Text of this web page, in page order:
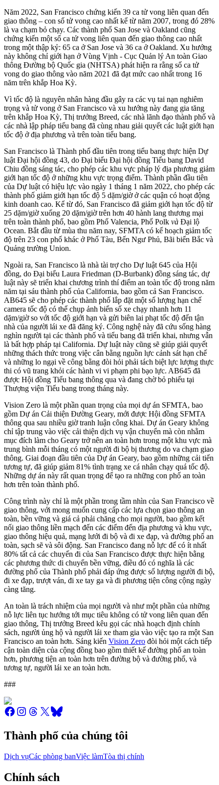
Năm 2022, San Francisco chứng kiến 39 ca tử vong liên quan đến
giao thông – con số tử vong cao nhất kể từ năm 2007, trong đó 28%
là va chạm bỏ chạy. Các thành phố San Jose và Oakland cũng
chứng kiến một số ca tử vong liên quan đến giao thông cao nhất
trong một thập kỷ: 65 ca ở San Jose và 36 ca ở Oakland. Xu hướng
này không chỉ giới hạn ở Vùng Vịnh - Cục Quản lý An toàn Giao
thông Đường bộ Quốc gia (NHTSA) phát hiện ra rằng số ca tử
vong do giao thông vào năm 2021 đã đạt mức cao nhất trong 16
năm trên khắp Hoa Kỳ.
Vì tốc độ là nguyên nhân hàng đầu gây ra các vụ tai nạn nghiêm
trọng và tử vong ở San Francisco và xu hướng này đang gia tăng
trên khắp Hoa Kỳ, Thị trưởng Breed, các nhà lãnh đạo thành phố và
các nhà lập pháp tiểu bang đã cùng nhau giải quyết các luật giới hạn
tốc độ ở địa phương và trên toàn tiểu bang.
San Francisco là Thành phố đầu tiên trong tiểu bang thực hiện Dự
luật Đại hội đồng 43, do Đại biểu Đại hội đồng Tiểu bang David
Chiu đồng sáng tác, cho phép các khu vực pháp lý địa phương giảm
giới hạn tốc độ ở những khu vực trọng điểm. Thành phần đầu tiên
của Dự luật có hiệu lực vào ngày 1 tháng 1 năm 2022, cho phép các
thành phố giảm giới hạn tốc độ 5 dặm/giờ ở các quận có hoạt động
kinh doanh cao. Kể từ đó, San Francisco đã giảm giới hạn tốc độ từ
25 dặm/giờ xuống 20 dặm/giờ trên hơn 40 hành lang thương mại
trên toàn thành phố, bao gồm Phố Valencia, Phố Polk và Đại lộ
Ocean. Bắt đầu từ mùa thu năm nay, SFMTA có kế hoạch giảm tốc
độ trên 23 con phố khác ở Phố Tàu, Bến Ngư Phủ, Bãi biển Bắc và
Quảng trường Union.
Ngoài ra, San Francisco là nhà tài trợ cho Dự luật 645 của Hội
đồng, do Đại biểu Laura Friedman (D-Burbank) đồng sáng tác, dự
luật này sẽ triển khai chương trình thí điểm an toàn tốc độ trong năm
năm tại sáu thành phố của California, bao gồm cả San Francisco.
AB645 sẽ cho phép các thành phố lắp đặt một số lượng hạn chế
camera tốc độ có thể chụp ảnh biển số xe chạy nhanh hơn 11
dặm/giờ so với tốc độ giới hạn và gửi biên lai phạt tốc độ đến tận
nhà của người lái xe đã đăng ký. Công nghệ này đã cứu sống hàng
nghìn người tại các thành phố và tiểu bang đã triển khai, nhưng vẫn
là bất hợp pháp tại California. Dự luật này cũng sẽ giúp giải quyết
những thách thức trong việc cân bằng nguồn lực cảnh sát hạn chế
và những lo ngại về công bằng đòi hỏi phải tách biệt lực lượng thực
thi có vũ trang khỏi các hành vi vi phạm phi bạo lực. AB645 đã
được Hội đồng Tiểu bang thông qua và đang chờ bỏ phiếu tại
Thượng viện Tiểu bang trong tháng này.
Vision Zero là một phần quan trọng của mọi dự án SFMTA, bao
gồm Dự án Cải thiện Đường Geary, mới được Hội đồng SFMTA
thông qua sau nhiều giờ tranh luận công khai. Dự án Geary không
chỉ tập trung vào việc cải thiện dịch vụ vận chuyển mà còn nhằm
mục đích làm cho Geary trở nên an toàn hơn trong một khu vực mà
trung bình mỗi tháng có một người đi bộ bị thương do va chạm giao
thông. Giai đoạn đầu tiên của Dự án Geary, bao gồm những cải tiến
tương tự, đã giúp giảm 81% tình trạng xe cá nhân chạy quá tốc độ.
Những dự án này rất quan trọng để tạo ra những con phố an toàn
hơn trên toàn thành phố.
Công trình này chỉ là một phần trong tầm nhìn của San Francisco về
giao thông, với mong muốn cung cấp các lựa chọn giao thông an
toàn, bền vững và giá cả phải chăng cho mọi người, bao gồm kết
nối giao thông liền mạch đến các điểm đến địa phương và khu vực,
giao thông hiệu quả, mạng lưới đi bộ và đi xe đạp, và đường phố an
toàn, sạch sẽ và sôi động. San Francisco đang nỗ lực để có ít nhất
80% tất cả các chuyến đi của San Francisco được thực hiện bằng
các phương thức di chuyển bền vững, điều đó có nghĩa là các
đường phố của Thành phố phải đáp ứng được số lượng người đi bộ,
đi xe đạp, trượt ván, đi xe tay ga và đi phương tiện công cộng ngày
càng tăng.
An toàn là trách nhiệm của mọi người và như một phần của những
nỗ lực liên tục hướng tới mục tiêu không có tử vong liên quan đến
giao thông, Thị trưởng Breed kêu gọi các nhà hoạch định chính
sách, người ủng hộ và người lái xe tham gia vào việc tạo ra một San
Francisco an toàn hơn. Sáng kiến Vision Zero đòi hỏi một cách tiếp
cận toàn diện của cộng đồng bao gồm thiết kế đường phố an toàn
hơn, phương tiện an toàn hơn trên đường bộ và đường phố, và
tương tự, người lái xe an toàn hơn.
###
Thành phố của chúng tôi
Dịch vụCác phòng banViệc làmTòa thị chính
Chính sách